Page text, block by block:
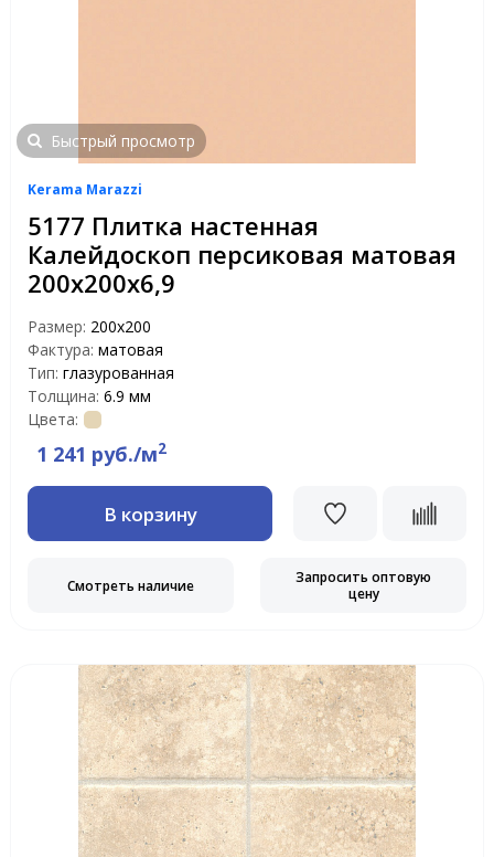
Быстрый просмотр
Kerama Marazzi
5177 Плитка настенная
Калейдоскоп персиковая матовая
200х200х6,9
Размер: 200х200
Фактура: матовая
Тип: глазурованная
Толщина: 6.9 мм
Цвета:
1 241 руб./м2
В корзину
Смотреть наличие
Запросить оптовую
цену